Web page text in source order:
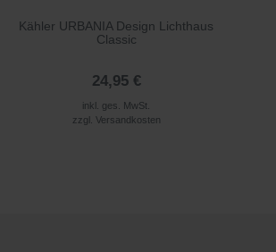
Kähler URBANIA Design Lichthaus
Classic
24,95 €
inkl. ges. MwSt.
zzgl. Versandkosten